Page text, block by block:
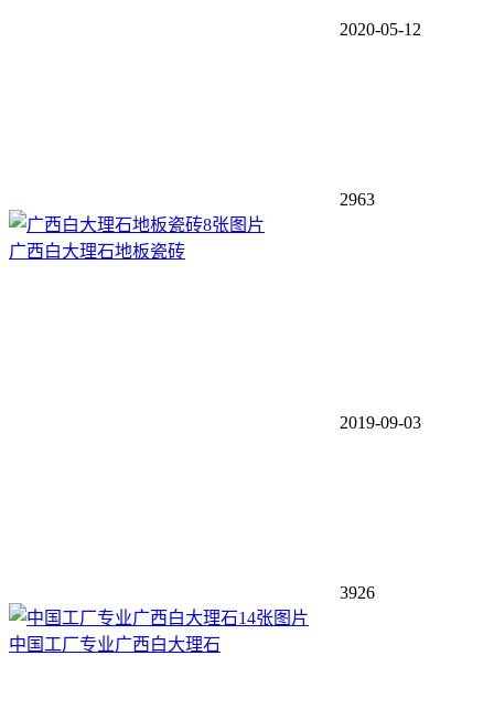
2020-05-12
2963
8张图片
广西白大理石地板瓷砖
2019-09-03
3926
14张图片
中国工厂专业广西白大理石